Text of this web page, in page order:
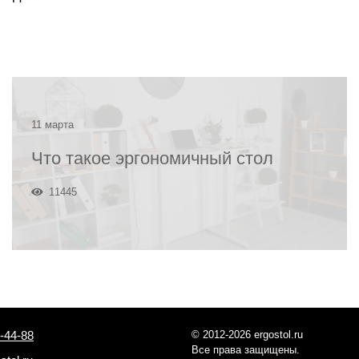
11 марта
Что такое эргономичный стол
11445
44-88
© 2012-2026 ergostol.ru
Все права защищены.